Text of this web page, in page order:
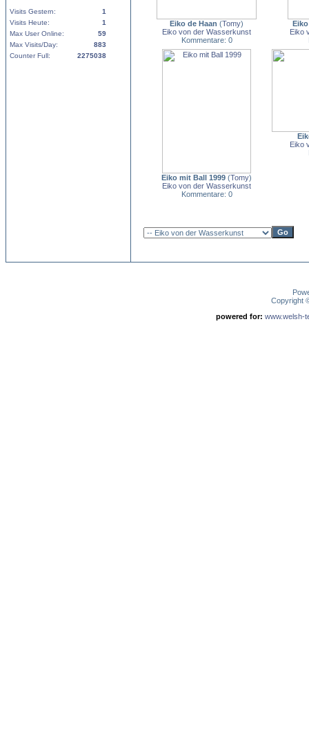
Visits Gestern:
1
Visits Heute:
1
Max User Online:
59
Max Visits/Day:
883
Counter Full:
2275038
Eiko de Haan (Tomy)
Eiko von der Wasserkunst
Kommentare: 0
Eiko
Eiko mit Ball 1999 (Tomy)
Eiko von der Wasserkunst
Kommentare: 0
Eiko
Copyright
powered for: www.welsh-